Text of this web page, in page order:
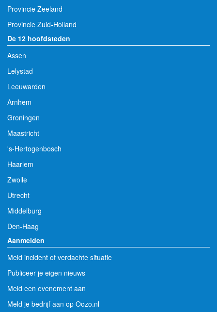
Provincie Zeeland
Provincie Zuid-Holland
De 12 hoofdsteden
Assen
Lelystad
Leeuwarden
Arnhem
Groningen
Maastricht
's-Hertogenbosch
Haarlem
Zwolle
Utrecht
Middelburg
Den-Haag
Aanmelden
Meld incident of verdachte situatie
Publiceer je eigen nieuws
Meld een evenement aan
Meld je bedrijf aan op Oozo.nl